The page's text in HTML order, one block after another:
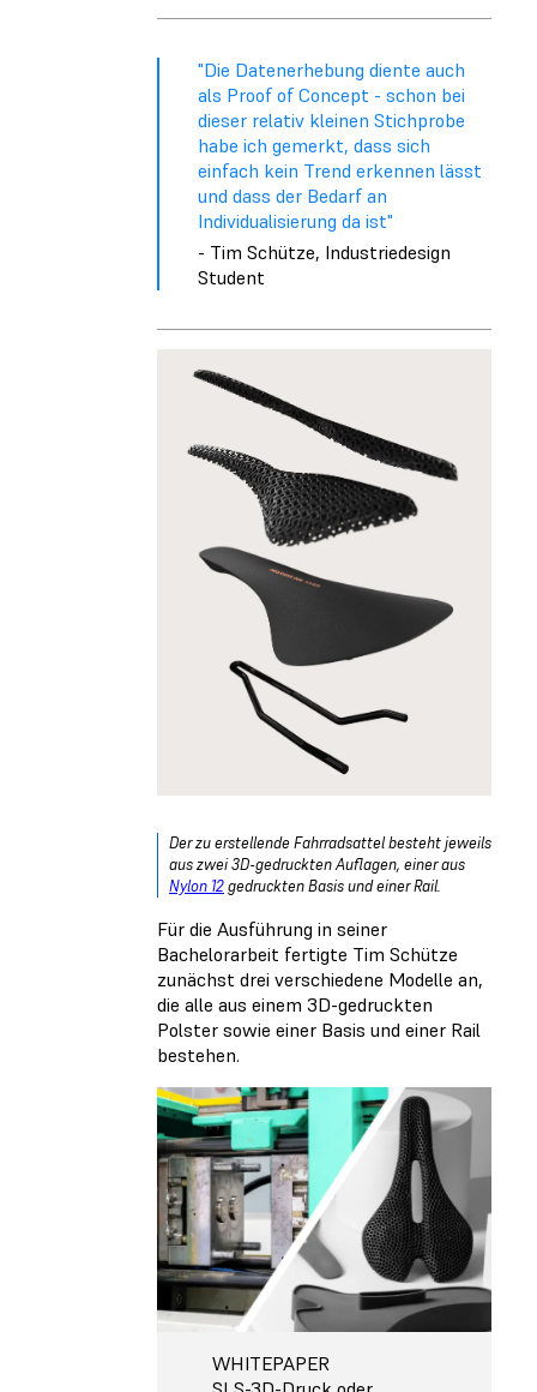
"Die Datenerhebung diente auch
als Proof of Concept - schon bei
dieser relativ kleinen Stichprobe
habe ich gemerkt, dass sich
einfach kein Trend erkennen lässt
und dass der Bedarf an
Individualisierung da ist"
- Tim Schütze, Industriedesign
Student
Der zu erstellende Fahrradsattel besteht jeweils
aus zwei 3D-gedruckten Auflagen, einer aus
Nylon 12gedruckten Basis und einer Rail.
Für die Ausführung in seiner
Bachelorarbeit fertigte Tim Schütze
zunächst drei verschiedene Modelle an,
die alle aus einem 3D-gedruckten
Polster sowie einer Basis und einer Rail
bestehen.
WHITEPAPER